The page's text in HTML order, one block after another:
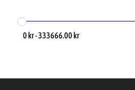
0 kr-333666.00 kr